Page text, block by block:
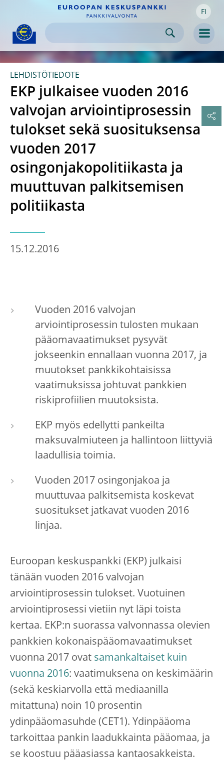
Skip to
content FI
LEHDISTÖTIEDOTE
EKP julkaisee vuoden 2016
valvojan arviointiprosessin
tulokset sekä suosituksensa
vuoden 2017
osingonjakopolitiikasta ja
muuttuvan palkitsemisen
politiikasta
15.12.2016
Vuoden 2016 valvojan
arviointiprosessin tulosten mukaan
pääomavaatimukset pysyvät
jokseenkin ennallaan vuonna 2017, ja
muutokset pankkikohtaisissa
vaatimuksissa johtuvat pankkien
riskiprofiilien muutoksista.
EKP myös edellytti pankeilta
maksuvalmiuteen ja hallintoon liittyviä
laadullisia toimia.
Vuoden 2017 osingonjakoa ja
muuttuvaa palkitsemista koskevat
suositukset jatkavat vuoden 2016
linjaa.
Euroopan keskuspankki (EKP) julkaisi
tänään vuoden 2016 valvojan
arviointiprosessin tulokset. Vuotuinen
arviointiprosessi vietiin nyt läpi toista
kertaa. EKP:n suorassa valvonnassa olevien
pankkien kokonaispääomavaatimukset
vuonna 2017 ovat samankaltaiset kuin
vuonna 2016: vaatimuksena on keskimäärin
(sekä keskiarvolla että mediaanilla
mitattuna) noin 10 prosentin
ydinpääomasuhde (CET1). Ydinpääoma
tarkoittaa pankin laadukkainta pääomaa, ja
se koostuu pääasiassa kantaosakkeista.